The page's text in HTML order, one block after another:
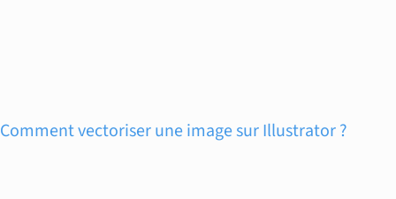
Comment vectoriser une image sur Illustrator ?